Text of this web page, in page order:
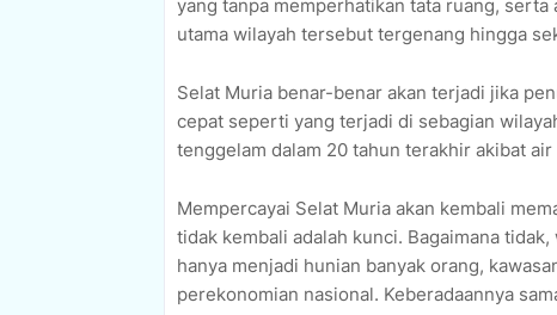
yang tanpa memperhatikan tata ruang,
utama wilayah tersebut tergenang hingga
Selat Muria benar-benar akan terjadi jika
cepat seperti yang terjadi di sebagian
tenggelam dalam 20 tahun terakhir akibat
Mempercayai Selat Muria akan kembali
tidak kembali adalah kunci. Bagaimana
hanya menjadi hunian banyak orang,
perekonomian nasional. Keberadaannya